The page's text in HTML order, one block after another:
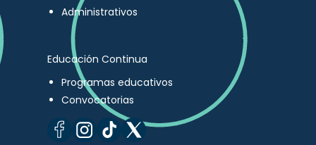
Administrativos
Educación Continua
Programas educativos
Convocatorias